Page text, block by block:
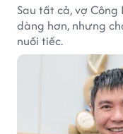
Sau tất cả, vợ
dàng hơn, nhưng
nuối tiếc.